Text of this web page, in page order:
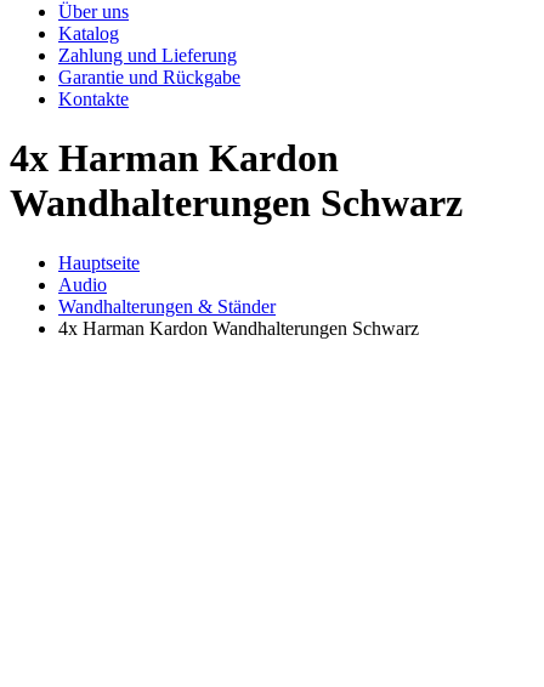
Über uns
Katalog
Zahlung und Lieferung
Garantie und Rückgabe
Kontakte
4x Harman Kardon
Wandhalterungen Schwarz
Hauptseite
Audio
Wandhalterungen & Ständer
4x Harman Kardon Wandhalterungen Schwarz